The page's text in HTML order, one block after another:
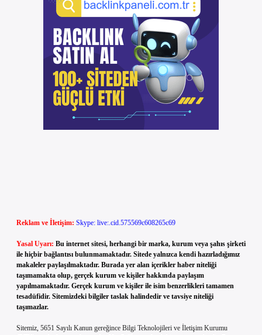
Reklam ve İletişim: Skype: live:.cid.575569c608265c69
Yasal Uyarı: Bu internet sitesi, herhangi bir marka, kurum veya şahıs şirketi
ile hiçbir bağlantısı bulunmamaktadır. Sitede yalnızca kendi hazırladığımız
makaleler paylaşılmaktadır. Burada yer alan içerikler haber niteliği
taşımamakta olup, gerçek kurum ve kişiler hakkında paylaşım
yapılmamaktadır. Gerçek kurum ve kişiler ile isim benzerlikleri tamamen
tesadüfidir. Sitemizdeki bilgiler taslak halindedir ve tavsiye niteliği
taşımazlar.
Sitemiz, 5651 Sayılı Kanun gereğince Bilgi Teknolojileri ve İletişim Kurumu